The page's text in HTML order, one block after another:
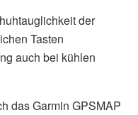
der
Tasten
auch bei kühlen
das Garmin GPSMAP